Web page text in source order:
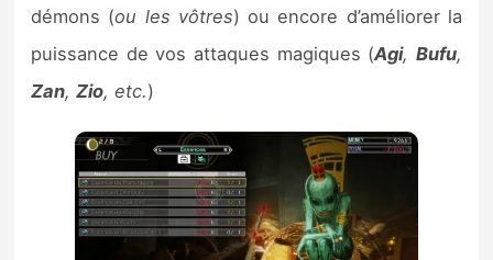
démons (ou les vôtres) ou encore d’améliorer la
puissance de vos attaques magiques (Agi, Bufu,
Zan,Zio, etc.)